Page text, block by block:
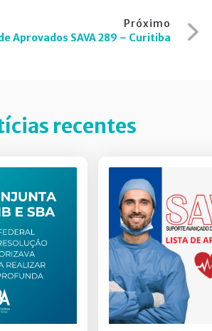
Próximo
Aprovados SAVA 289 – Curitiba
recentes